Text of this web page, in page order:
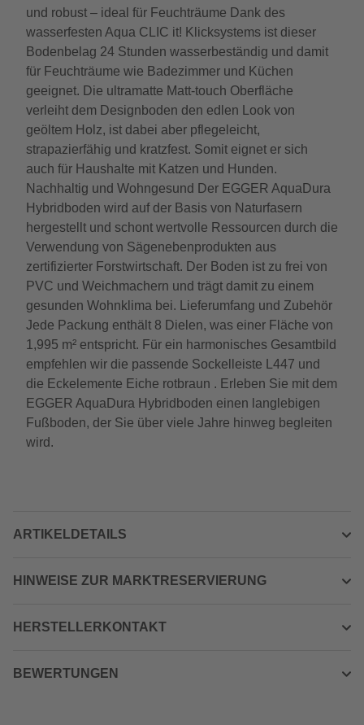
und robust – ideal für Feuchträume Dank des
wasserfesten Aqua CLIC it! Klicksystems ist dieser
Bodenbelag 24 Stunden wasserbeständig und damit
für Feuchträume wie Badezimmer und Küchen
geeignet. Die ultramatte Matt-touch Oberfläche
verleiht dem Designboden den edlen Look von
geöltem Holz, ist dabei aber pflegeleicht,
strapazierfähig und kratzfest. Somit eignet er sich
auch für Haushalte mit Katzen und Hunden.
Nachhaltig und Wohngesund Der EGGER AquaDura
Hybridboden wird auf der Basis von Naturfasern
hergestellt und schont wertvolle Ressourcen durch die
Verwendung von Sägenebenprodukten aus
zertifizierter Forstwirtschaft. Der Boden ist zu frei von
PVC und Weichmachern und trägt damit zu einem
gesunden Wohnklima bei. Lieferumfang und Zubehör
Jede Packung enthält 8 Dielen, was einer Fläche von
1,995 m² entspricht. Für ein harmonisches Gesamtbild
empfehlen wir die passende Sockelleiste L447 und
die Eckelemente Eiche rotbraun . Erleben Sie mit dem
EGGER AquaDura Hybridboden einen langlebigen
Fußboden, der Sie über viele Jahre hinweg begleiten
wird.
ARTIKELDETAILS
HINWEISE ZUR MARKTRESERVIERUNG
HERSTELLERKONTAKT
BEWERTUNGEN